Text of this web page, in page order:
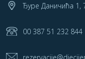
Ђуре Даничића 1,
00 387 51 232 844